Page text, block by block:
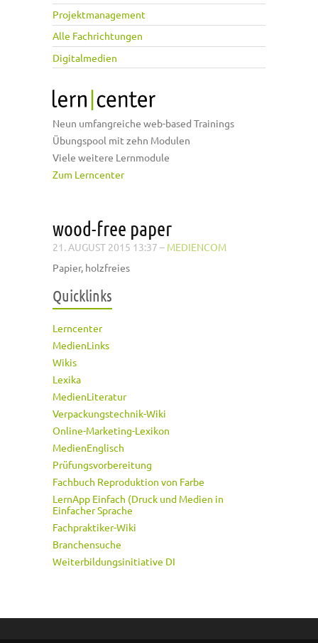
Projektmanagement
Alle Fachrichtungen
Digitalmedien
Neun umfangreiche web-based Trainings
Übungspool mit zehn Modulen
Viele weitere Lernmodule
Zum Lerncenter
wood-free paper
21. AUGUST 2015 13:37 – MEDIENCOM
Papier, holzfreies
Quicklinks
Lerncenter
MedienLinks
Wikis
Lexika
MedienLiteratur
Verpackungstechnik-Wiki
Online-Marketing-Lexikon
MedienEnglisch
Prüfungsvorbereitung
Fachbuch Reproduktion von Farbe
LernApp Einfach (Druck und Medien in
Einfacher Sprache
Fachpraktiker-Wiki
Branchensuche
Weiterbildungsinitiative DI